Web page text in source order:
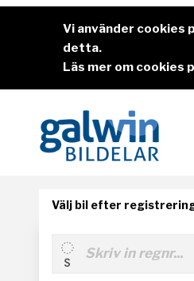
Vi använder cookies
detta.
Läs mer om cookies
Välj bil efter